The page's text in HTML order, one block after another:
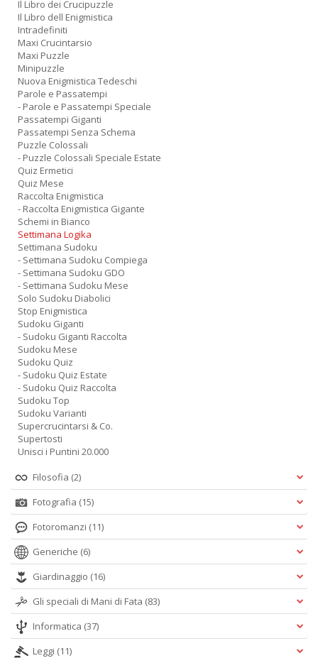
Il Libro dei Crucipuzzle
Il Libro dell Enigmistica
Intradefiniti
Maxi Crucintarsio
Maxi Puzzle
Minipuzzle
Nuova Enigmistica Tedeschi
Parole e Passatempi
- Parole e Passatempi Speciale
Passatempi Giganti
Passatempi Senza Schema
Puzzle Colossali
- Puzzle Colossali Speciale Estate
Quiz Ermetici
Quiz Mese
Raccolta Enigmistica
- Raccolta Enigmistica Gigante
Schemi in Bianco
Settimana Logika
Settimana Sudoku
- Settimana Sudoku Compiega
- Settimana Sudoku GDO
- Settimana Sudoku Mese
Solo Sudoku Diabolici
Stop Enigmistica
Sudoku Giganti
- Sudoku Giganti Raccolta
Sudoku Mese
Sudoku Quiz
- Sudoku Quiz Estate
- Sudoku Quiz Raccolta
Sudoku Top
Sudoku Varianti
Supercrucintarsi & Co.
Supertosti
Unisci i Puntini 20.000
Filosofia (2)
Fotografia (15)
Fotoromanzi (11)
Generiche (6)
Giardinaggio (16)
Gli speciali di Mani di Fata (83)
Informatica (37)
Leggi (11)